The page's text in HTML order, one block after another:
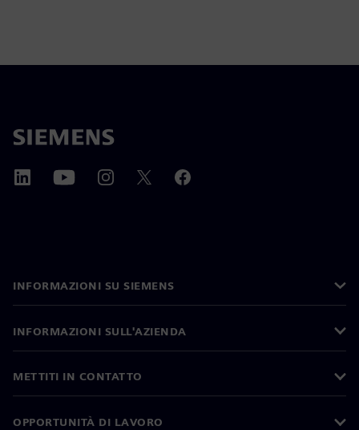
INFORMAZIONI SU SIEMENS
INFORMAZIONI SULL'AZIENDA
METTITI IN CONTATTO
OPPORTUNITÀ DI LAVORO